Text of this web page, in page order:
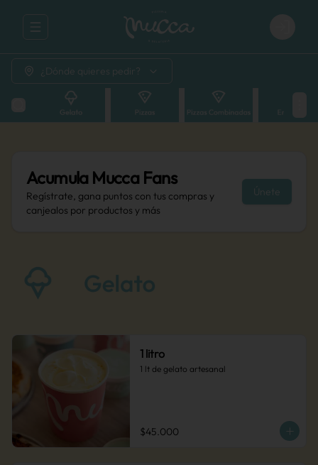
Abrir menu de navegación Login
¿Dónde quieres pedir?
Acumula Mucca Fans
Regístrate, gana puntos con tus compras y
canjealos por productos y más
Únete
1 litro
1 lt de gelato artesanal
$45.000